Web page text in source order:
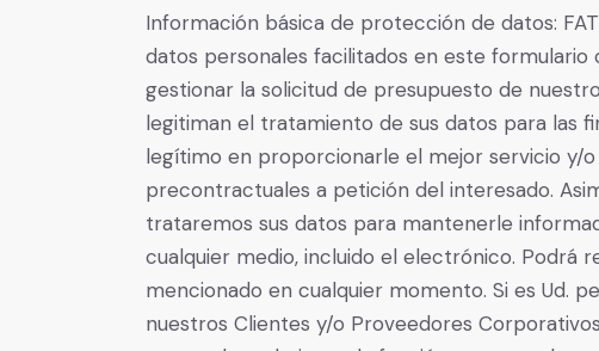
Información básica de protección de datos:
datos personales facilitados en este
gestionar la solicitud de presupuesto de
legitiman el tratamiento de sus datos para las
legítimo en proporcionarle el mejor servicio y/
precontractuales a petición del interesado.
trataremos sus datos para mantenerle
cualquier medio, incluido el electrónico. Podrá
mencionado en cualquier momento. Si es Ud.
nuestros Clientes y/o Proveedores